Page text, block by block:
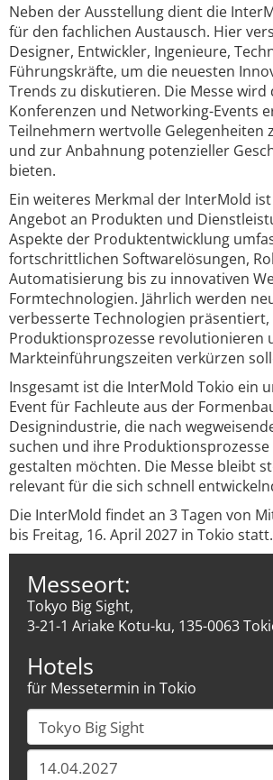
Neben der Ausstellung dient die
für den fachlichen Austausch. Hier
Designer, Entwickler, Ingenieure,
Führungskräfte, um die neuesten
Trends zu diskutieren. Die Messe
Konferenzen und Networking-Events
Teilnehmern wertvolle Gelegenheiten
und zur Anbahnung potenzieller
bieten.
Ein weiteres Merkmal der InterMold
Angebot an Produkten und
Aspekte der Produktentwicklung
fortschrittlichen Softwarelösungen,
Automatisierung bis zu innovativen
Formtechnologien. Jährlich werden
verbesserte Technologien präsentiert,
Produktionsprozesse revolutionieren
Markteinführungszeiten verkürzen
Insgesamt ist die InterMold Tokio ein
Event für Fachleute aus der
Designindustrie, die nach
suchen und ihre
gestalten möchten. Die Messe bleibt
relevant für die sich schnell
Die InterMold findet an 3 Tagen von
bis Freitag, 16. April 2027 in Tokio statt.
Messeort:
Tokyo Big Sight,
3-21-1 Ariake Kotu-ku, 135-0063
Hotels
für Messetermin in Tokio